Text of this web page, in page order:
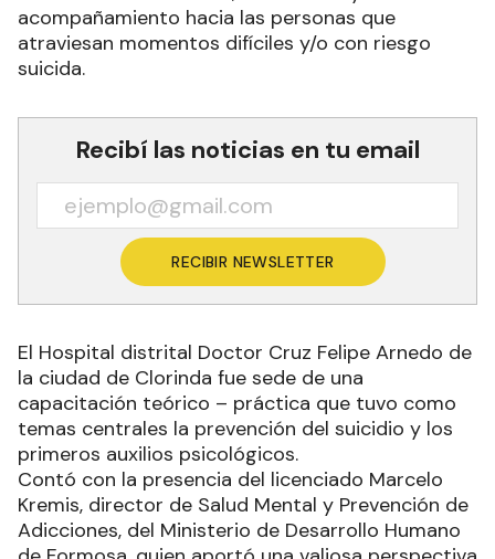
acompañamiento hacia las personas que
atraviesan momentos difíciles y/o con riesgo
suicida.
Recibí las noticias en tu email
RECIBIR NEWSLETTER
El Hospital distrital Doctor Cruz Felipe Arnedo de
la ciudad de Clorinda fue sede de una
capacitación teórico – práctica que tuvo como
temas centrales la prevención del suicidio y los
primeros auxilios psicológicos.
Contó con la presencia del licenciado Marcelo
Kremis, director de Salud Mental y Prevención de
Adicciones, del Ministerio de Desarrollo Humano